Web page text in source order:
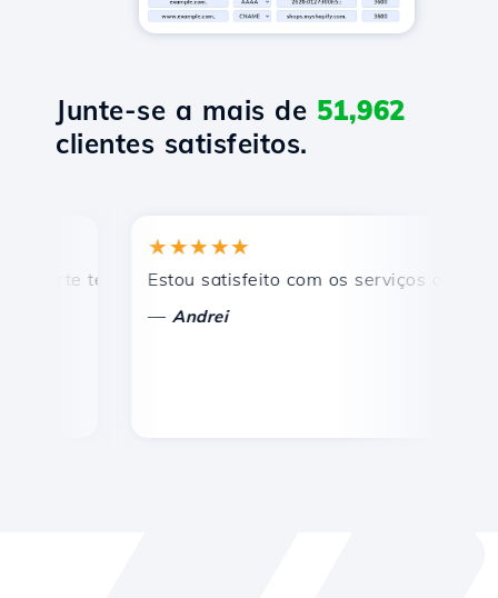
Junte-se a mais de 51,962
clientes satisfeitos.
técnico rápido e eficiente.
★★★★★
Estou satisfeito com os serviços oferecidos
Andrei